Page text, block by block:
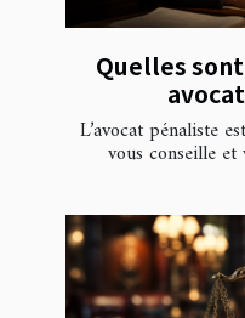
Quelles
L’avocat pénaliste
vous conseille et